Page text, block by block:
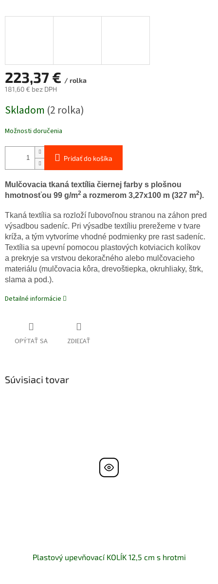
223,37 € / rolka
181,60 € bez DPH
cena:
Skladom (2 rolka)
Možnosti doručenia
Pridať do košíka
Mulčovacia tkaná textília čiernej farby s plošnou
hmotnosťou 99 g/m2 a rozmerom 3,27x100 m (327 m2).
Tkaná textília sa rozloží ľubovoľnou stranou na záhon pred
výsadbou sadeníc. Pri výsadbe textíliu prerežeme v tvare
kríža, a tým vytvoríme vhodné podmienky pre rast sadeníc.
Textília sa upevní pomocou plastových kotviacich kolíkov
a prekryje sa vrstvou dekoračného alebo mulčovacieho
materiálu (mulčovacia kôra, drevoštiepka, okruhliaky, štrk,
slama a pod.).
Detailné informácie
OPÝTAŤ SA ZDIEĽAŤ
Súvisiaci tovar
Plastový upevňovací KOLÍK 12,5 cm s hrotmi